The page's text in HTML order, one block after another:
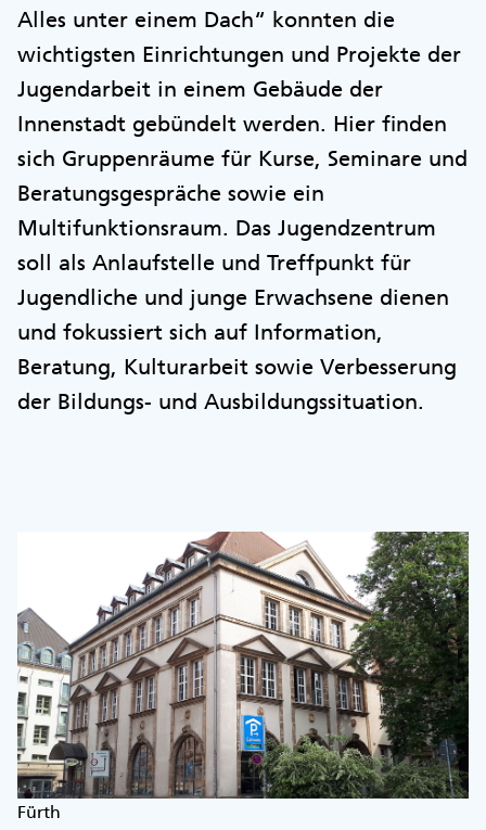
Alles unter einem Dach“ konnten die
wichtigsten Einrichtungen und Projekte der
Jugendarbeit in einem Gebäude der
Innenstadt gebündelt werden. Hier finden
sich Gruppenräume für Kurse, Seminare und
Beratungsgespräche sowie ein
Multifunktionsraum. Das Jugendzentrum
soll als Anlaufstelle und Treffpunkt für
Jugendliche und junge Erwachsene dienen
und fokussiert sich auf Information,
Beratung, Kulturarbeit sowie Verbesserung
der Bildungs- und Ausbildungssituation.
Fürth